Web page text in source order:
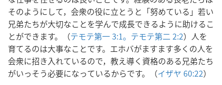
そのようにして，会衆の役に立とうと「努めている」若い
兄弟たちが大切なことを学んで成長できるように助けるこ
とができます。（テモテ第一 3:1。 テモテ第二 2:2）人を
育てるのは大事なことです。エホバがますます多くの人を
会衆に招き入れているので，教え導く資格のある兄弟たち
がいっそう必要になっているからです。（イザヤ 60:22）